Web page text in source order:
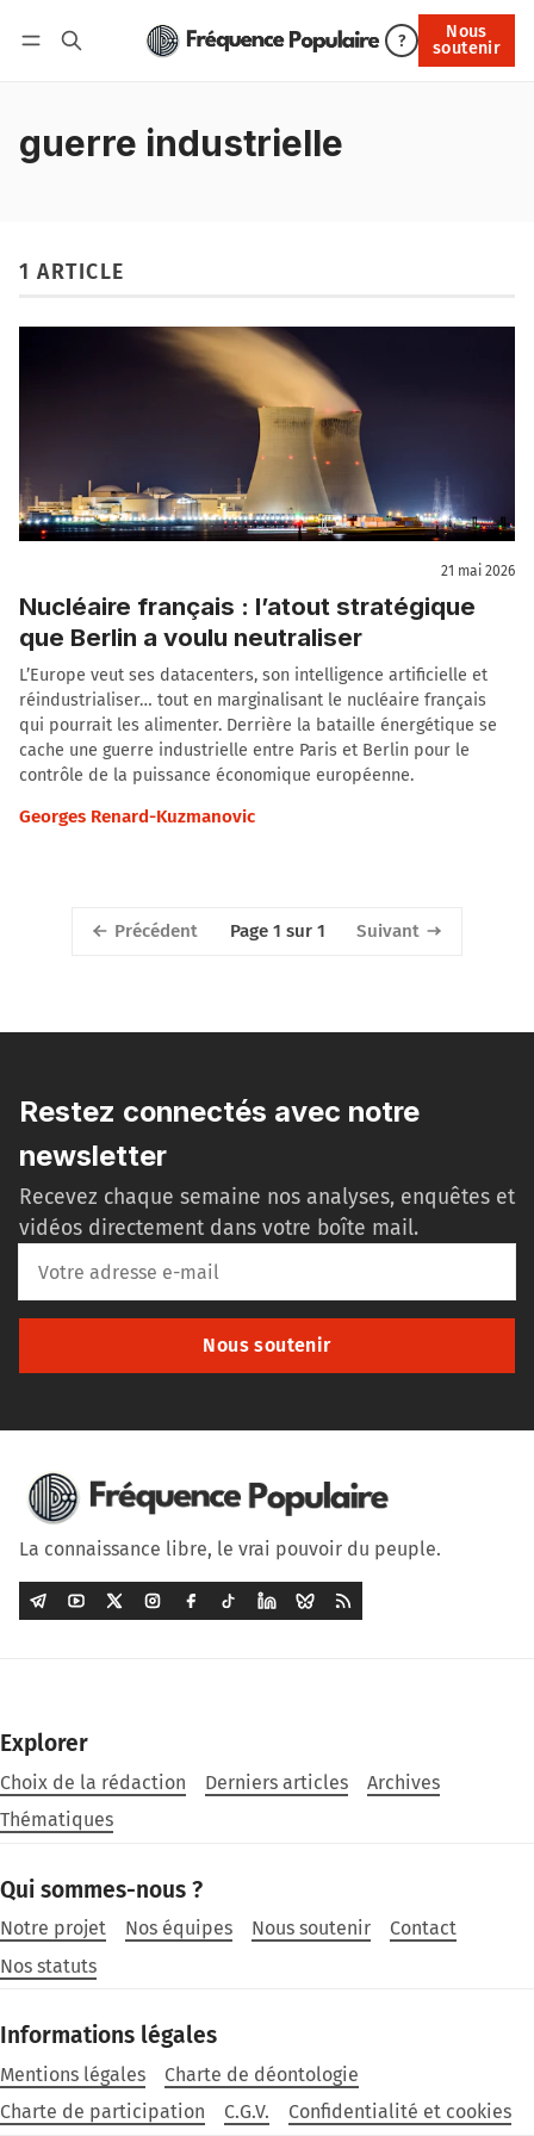
?
Nous
soutenir
Nous soutenir
guerre industrielle
1 ARTICLE
21 mai 2026
Nucléaire français : l’atout stratégique
que Berlin a voulu neutraliser
L’Europe veut ses datacenters, son intelligence artificielle et
réindustrialiser… tout en marginalisant le nucléaire français
qui pourrait les alimenter. Derrière la bataille énergétique se
cache une guerre industrielle entre Paris et Berlin pour le
contrôle de la puissance économique européenne.
Georges Renard-Kuzmanovic
Précédent Page 1 sur 1 Suivant
Restez connectés avec notre
newsletter
Recevez chaque semaine nos analyses, enquêtes et
vidéos directement dans votre boîte mail.
Nous soutenir
La connaissance libre, le vrai pouvoir du peuple.
Explorer
Choix de la rédaction Derniers articles
Archives
Thématiques
Qui sommes-nous ?
Notre projet Nos équipes Nous soutenir
Contact
Nos statuts
Informations légales
Mentions légales
Charte de déontologie
Charte de participation
C.G.V. Confidentialité et cookies